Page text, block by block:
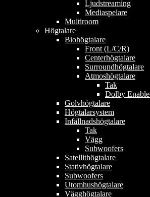
Ljudstreaming
Mediaspelare
Multiroom
Högtalare
Biohögtalare
Front (L/C/R)
Centerhögtalare
Surroundhögtalare
Atmoshögtalare
Tak
Dolby
Golvhögtalare
Högtalarsystem
Infällnadshögtalare
Tak
Vägg
Subwoofers
Satellithögtalare
Stativhögtalare
Subwoofers
Utomhushögtalare
Vägghögtalare